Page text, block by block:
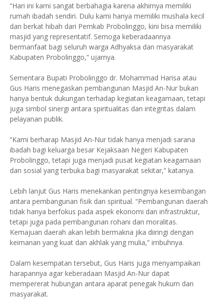
“Hari ini kami sangat berbahagia karena akhirnya memiliki
rumah ibadah sendiri. Dulu kami hanya memiliki mushala kecil
dan berkat hibah dari Pemkab Probolinggo, kini bisa memiliki
masjid yang representatif. Semoga keberadaannya
bermanfaat bagi seluruh warga Adhyaksa dan masyarakat
Kabupaten Probolinggo,” ujarnya.
Sementara Bupati Probolinggo dr. Mohammad Harisa atau
Gus Haris menegaskan pembangunan Masjid An-Nur bukan
hanya bentuk dukungan terhadap kegiatan keagamaan, tetapi
juga simbol sinergi antara spiritualitas dan integritas dalam
pelayanan publik.
“Kami berharap Masjid An-Nur tidak hanya menjadi sarana
ibadah bagi keluarga besar Kejaksaan Negeri Kabupaten
Probolinggo, tetapi juga menjadi pusat kegiatan keagamaan
dan sosial yang terbuka bagi masyarakat sekitar,” katanya.
Lebih lanjut Gus Haris menekankan pentingnya keseimbangan
antara pembangunan fisik dan spiritual. “Pembangunan daerah
tidak hanya berfokus pada aspek ekonomi dan infrastruktur,
tetapi juga pada pembangunan rohani dan moralitas.
Kemajuan daerah akan lebih bermakna jika diiringi dengan
keimanan yang kuat dan akhlak yang mulia,” imbuhnya.
Dalam kesempatan tersebut, Gus Haris juga menyampaikan
harapannya agar keberadaan Masjid An-Nur dapat
mempererat hubungan antara aparat penegak hukum dan
masyarakat.